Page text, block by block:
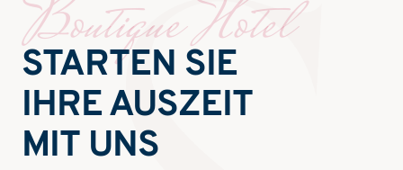
Boutique Hotel
STARTEN SIE
IHRE AUSZEIT
MIT UNS